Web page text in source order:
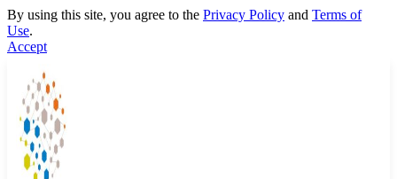
By using this site, you agree to the Privacy Policy and Terms of
Use.
Accept